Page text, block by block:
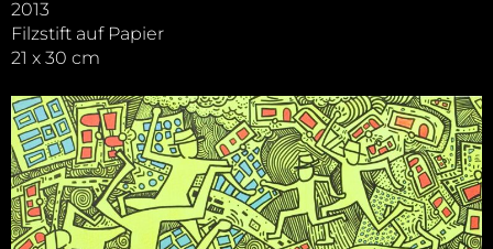
2013
Filzstift auf Papier
21 x 30 cm